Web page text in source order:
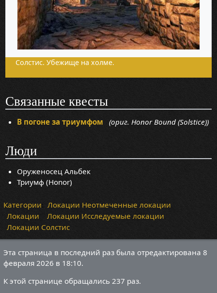
Солстис. Убежище на холме.
Связанные квесты
В погоне за триумфом (ориг. Honor Bound (Solstice))
Люди
Оруженосец Альбек
Триумф (Honor)
Категории: Локации Неотмеченные локации
Локации
Локации Исследуемые локации
Локации Солстис
Эта страница в последний раз была отредактирована 8
февраля 2026 в 18:10.
К этой странице обращались 237 раз.